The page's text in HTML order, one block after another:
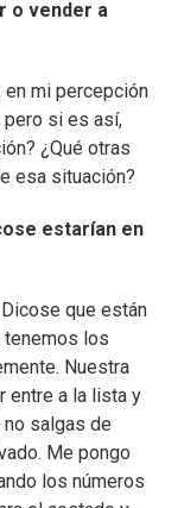
o vender a
en mi percepción
pero si es así,
¿Qué otras
esa situación?
estarían en
que están
tenemos los
Nuestra
entre a la lista y
salgas de
Me pongo
los números